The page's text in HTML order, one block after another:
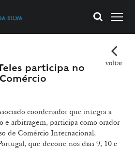
participa no
voltar
coordenador que integra a
e arbitragem, participa como orador
de Comércio Internacional,
que decorre nos dias 9, 10 e